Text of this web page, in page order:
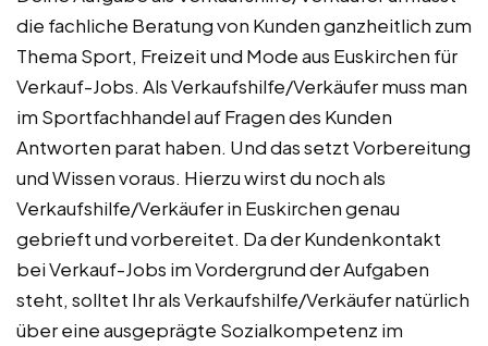
die fachliche Beratung von Kunden ganzheitlich zum
Thema Sport, Freizeit und Mode aus Euskirchen für
Verkauf-Jobs. Als Verkaufshilfe/Verkäufer muss man
im Sportfachhandel auf Fragen des Kunden
Antworten parat haben. Und das setzt Vorbereitung
und Wissen voraus. Hierzu wirst du noch als
Verkaufshilfe/Verkäufer in Euskirchen genau
gebrieft und vorbereitet. Da der Kundenkontakt
bei Verkauf-Jobs im Vordergrund der Aufgaben
steht, solltet Ihr als Verkaufshilfe/Verkäufer natürlich
über eine ausgeprägte Sozialkompetenz im